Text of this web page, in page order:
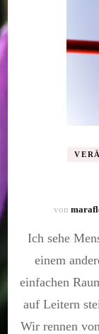
von
Ich sehe
einem
einfachen
auf Leitern
Wir rennen